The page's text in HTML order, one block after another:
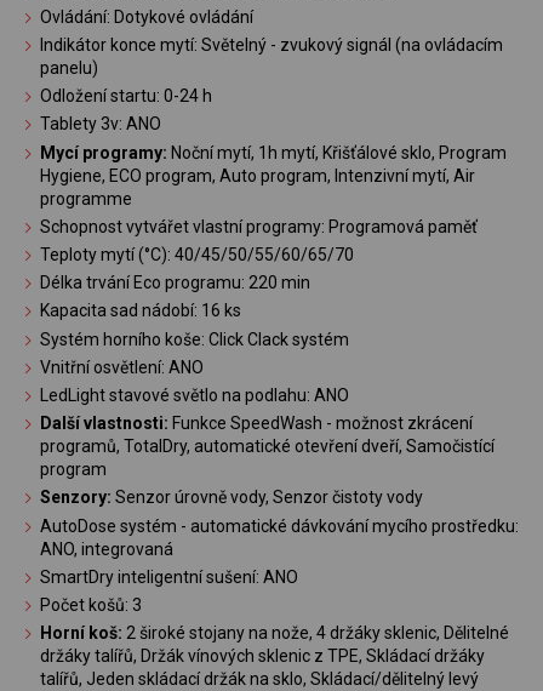
Ovládání: Dotykové ovládání
Indikátor konce mytí: Světelný - zvukový signál (na ovládacím
panelu)
Odložení startu: 0-24 h
Tablety 3v: ANO
Mycí programy: Noční mytí, 1h mytí, Křišťálové sklo, Program
Hygiene, ECO program, Auto program, Intenzivní mytí, Air
programme
Schopnost vytvářet vlastní programy: Programová paměť
Teploty mytí (°C): 40/45/50/55/60/65/70
Délka trvání Eco programu: 220 min
Kapacita sad nádobí: 16 ks
Systém horního koše: Click Clack systém
Vnitřní osvětlení: ANO
LedLight stavové světlo na podlahu: ANO
Další vlastnosti: Funkce SpeedWash - možnost zkrácení
programů, TotalDry, automatické otevření dveří, Samočistící
program
Senzory: Senzor úrovně vody, Senzor čistoty vody
AutoDose systém - automatické dávkování mycího prostředku:
ANO, integrovaná
SmartDry inteligentní sušení: ANO
Počet košů: 3
Horní koš: 2 široké stojany na nože, 4 držáky sklenic, Dělitelné
držáky talířů, Držák vínových sklenic z TPE, Skládací držáky
talířů, Jeden skládací držák na sklo, Skládací/dělitelný levý